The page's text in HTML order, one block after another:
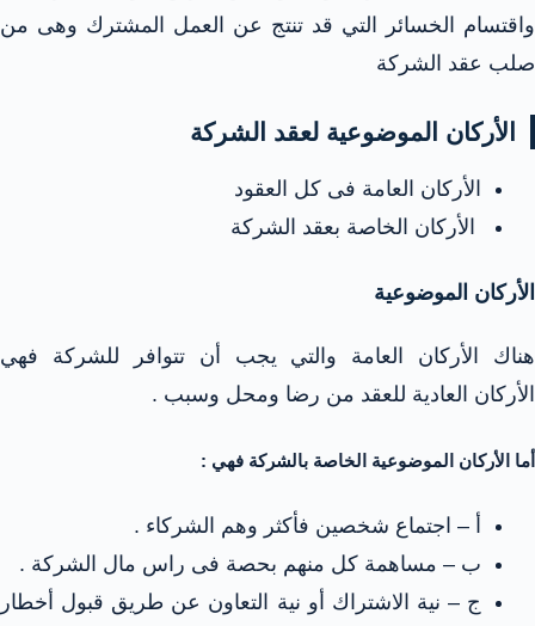
واقتسام الخسائر التي قد تنتج عن العمل المشترك وهى من
صلب عقد الشركة
الأركان الموضوعية لعقد الشركة
الأركان العامة فى كل العقود
الأركان الخاصة بعقد الشركة
الأركان الموضوعية
هناك الأركان العامة والتي يجب أن تتوافر للشركة فهي
الأركان العادية للعقد من رضا ومحل وسبب .
أما الأركان الموضوعية الخاصة بالشركة فهي :
أ – اجتماع شخصين فأكثر وهم الشركاء .
ب – مساهمة كل منهم بحصة فى راس مال الشركة .
ج – نية الاشتراك أو نية التعاون عن طريق قبول أخطار